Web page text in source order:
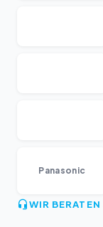
Panasonic
WIR